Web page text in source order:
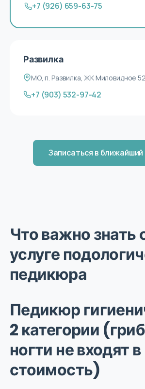
+7 (926) 659-63-75
Развилка
МО, п. Развилка, ЖК Миловидное
+7 (903) 532-97-42
Записаться в
Что важно знать
услуге
педикюра
Педикюр
2 категории
ногти не входят в
стоимость)